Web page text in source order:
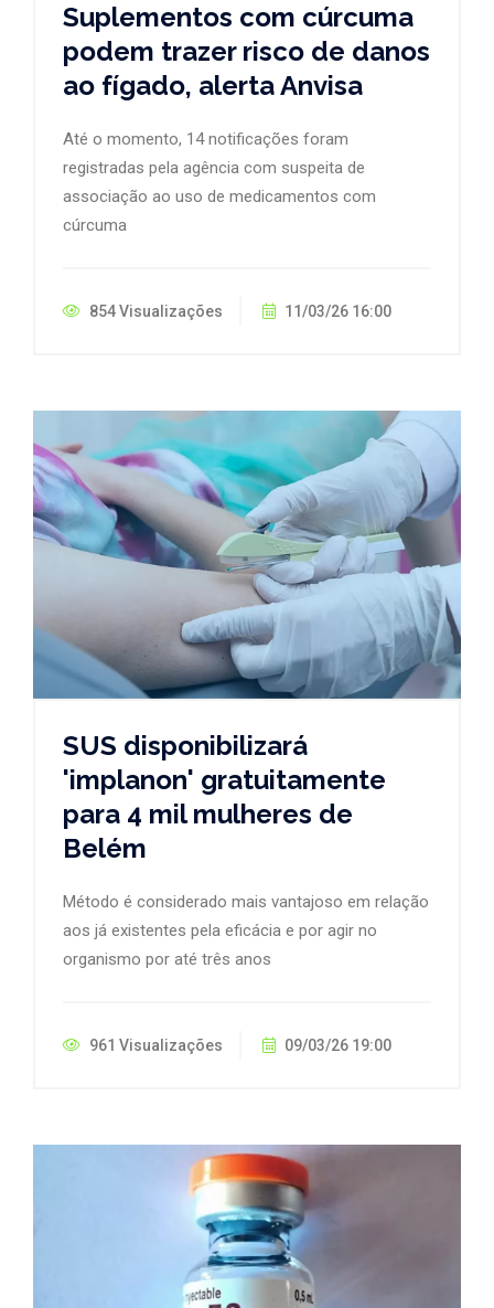
Suplementos com cúrcuma
podem trazer risco de danos
ao fígado, alerta Anvisa
Até o momento, 14 notificações foram
registradas pela agência com suspeita de
associação ao uso de medicamentos com
cúrcuma
854 Visualizações 11/03/26 16:00
SUS disponibilizará
'implanon' gratuitamente
para 4 mil mulheres de
Belém
Método é considerado mais vantajoso em relação
aos já existentes pela eficácia e por agir no
organismo por até três anos
961 Visualizações 09/03/26 19:00